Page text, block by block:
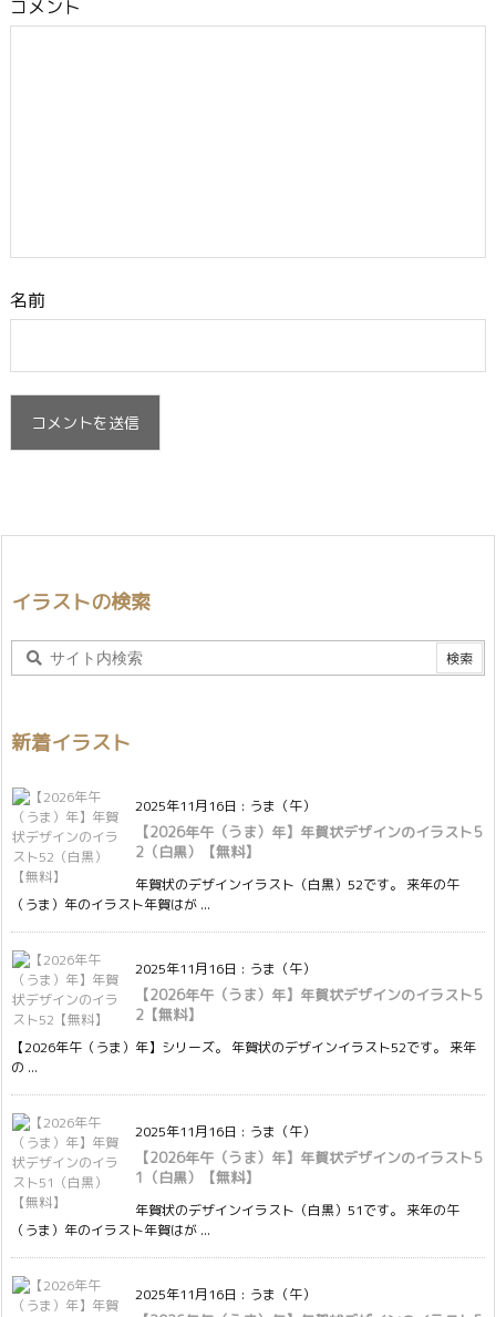
コメント
名前
イラストの検索
新着イラスト
2025年11月16日 : うま（午）
【2026年午（うま）年】年賀状デザインのイラスト5
2（白黒）【無料】
年賀状のデザインイラスト（白黒）52です。 来年の午
（うま）年のイラスト年賀はが ...
2025年11月16日 : うま（午）
【2026年午（うま）年】年賀状デザインのイラスト5
2【無料】
【2026年午（うま）年】シリーズ。 年賀状のデザインイラスト52です。 来年
の ...
2025年11月16日 : うま（午）
【2026年午（うま）年】年賀状デザインのイラスト5
1（白黒）【無料】
年賀状のデザインイラスト（白黒）51です。 来年の午
（うま）年のイラスト年賀はが ...
2025年11月16日 : うま（午）